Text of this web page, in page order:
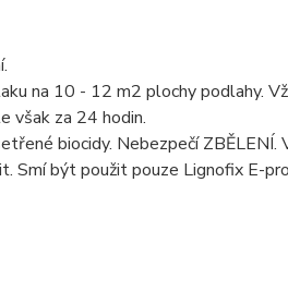
na 10 - 12 m2 plochy podlahy.
však za 24 hodin.
biocidy. Nebezpečí
Smí být použit pouze Lignofix E-